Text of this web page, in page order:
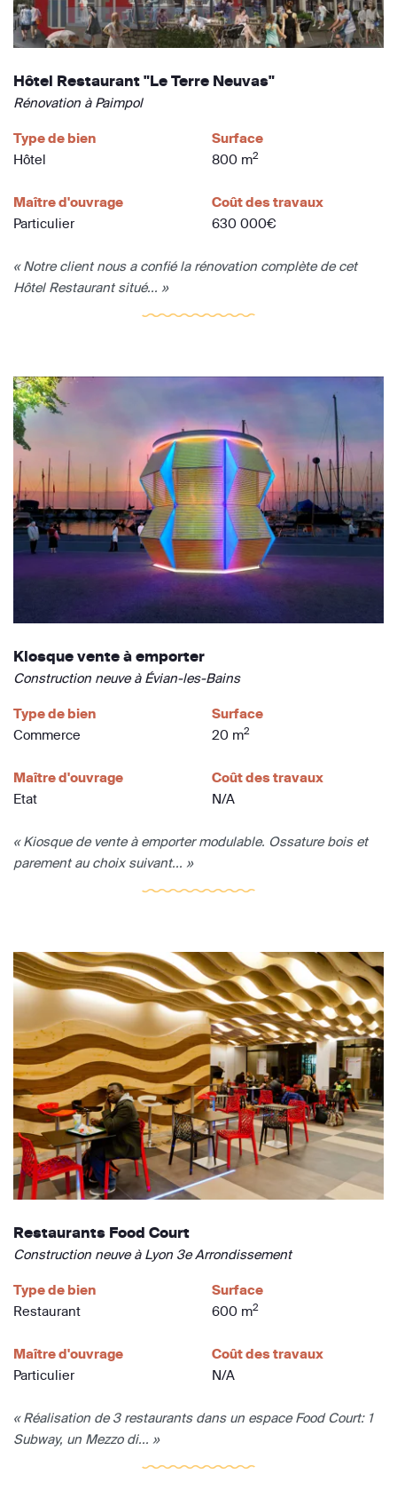
Hôtel Restaurant "Le Terre Neuvas"
Rénovation à Paimpol
Type de bien
Hôtel
Surface
800 m2
Maître d'ouvrage
Particulier
Coût des travaux
630 000€
« Notre client nous a confié la rénovation complète de cet
Hôtel Restaurant situé... »
Kiosque vente à emporter
Construction neuve à Évian-les-Bains
Type de bien
Commerce
Surface
20 m2
Maître d'ouvrage
Etat
Coût des travaux
N/A
« Kiosque de vente à emporter modulable. Ossature bois et
parement au choix suivant... »
Restaurants Food Court
Construction neuve à Lyon 3e Arrondissement
Type de bien
Restaurant
Surface
600 m2
Maître d'ouvrage
Particulier
Coût des travaux
N/A
« Réalisation de 3 restaurants dans un espace Food Court: 1
Subway, un Mezzo di... »